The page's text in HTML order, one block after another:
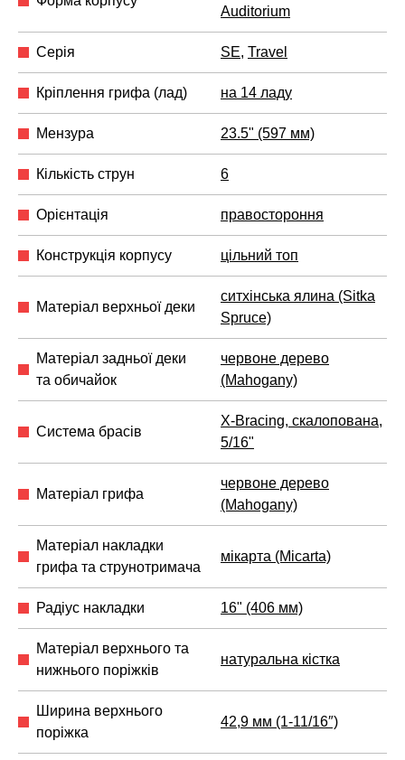
Auditorium
Серія SE, Travel
Кріплення грифа (лад) на 14 ладу
Мензура 23.5" (597 мм)
Кількість струн 6
Орієнтація правостороння
Конструкція корпусу цільний топ
Матеріал верхньої деки
ситхінська ялина (Sitka
Spruce)
Матеріал задньої деки
та обичайок
червоне дерево
(Mahogany)
Система брасів
X-Bracing, скалопована,
5/16"
Матеріал грифа
червоне дерево
(Mahogany)
Матеріал накладки
грифа та струнотримача
мікарта (Micarta)
Радіус накладки 16" (406 мм)
Матеріал верхнього та
нижнього поріжків
натуральна кістка
Ширина верхнього
поріжка
42,9 мм (1-11/16″)